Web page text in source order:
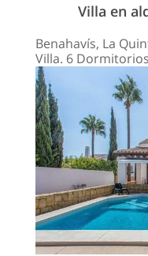
Villa en
Benahavís, La
Villa. 6 Dormitorios